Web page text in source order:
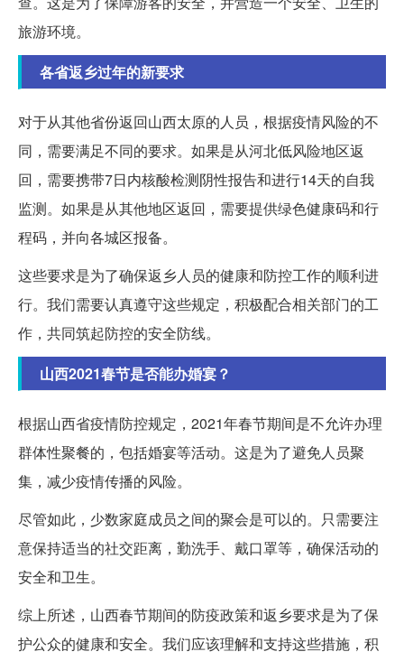
旅游环境。
各省返乡过年的新要求
对于从其他省份返回山西太原的人员，根据疫情风险的不
同，需要满足不同的要求。如果是从河北低风险地区返
回，需要携带7日内核酸检测阴性报告和进行14天的自我
监测。如果是从其他地区返回，需要提供绿色健康码和行
程码，并向各城区报备。
这些要求是为了确保返乡人员的健康和防控工作的顺利进
行。我们需要认真遵守这些规定，积极配合相关部门的工
作，共同筑起防控的安全防线。
山西2021春节是否能办婚宴？
根据山西省疫情防控规定，2021年春节期间是不允许办理
群体性聚餐的，包括婚宴等活动。这是为了避免人员聚
集，减少疫情传播的风险。
尽管如此，少数家庭成员之间的聚会是可以的。只需要注
意保持适当的社交距离，勤洗手、戴口罩等，确保活动的
安全和卫生。
综上所述，山西春节期间的防疫政策和返乡要求是为了保
护公众的健康和安全。我们应该理解和支持这些措施，积